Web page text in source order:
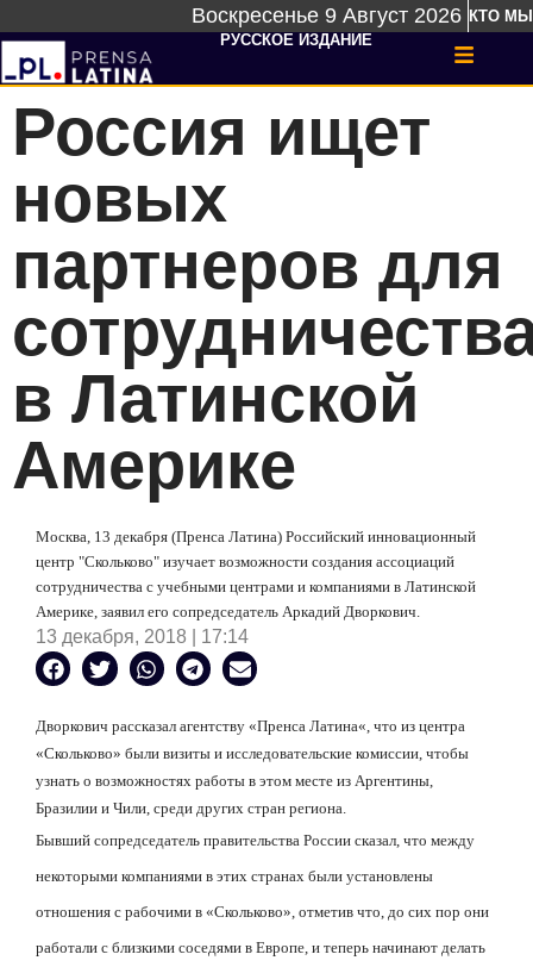
Воскресенье 9 Август 2026 КТО МЫ
РУССКОЕ ИЗДАНИЕ
Россия ищет
новых
партнеров для
в Латинской
Америке
Москва, 13 декабря (Пренса Латина) Российский инновационный
центр "Скольково" изучает возможности создания ассоциаций
сотрудничества с учебными центрами и компаниями в Латинской
Америке, заявил его сопредседатель Аркадий Дворкович.
13 декабря, 2018 | 17:14
Дворкович рассказал агентству «Пренса Латина«, что из центра
«Скольково» были визиты и исследовательские комиссии, чтобы
узнать о возможностях работы в этом месте из Аргентины,
Бразилии и Чили, среди других стран региона.
Бывший сопредседатель правительства России сказал, что между
некоторыми компаниями в этих странах были установлены
отношения с рабочими в «Скольково», отметив что, до сих пор они
работали с близкими соседями в Европе, и теперь начинают делать